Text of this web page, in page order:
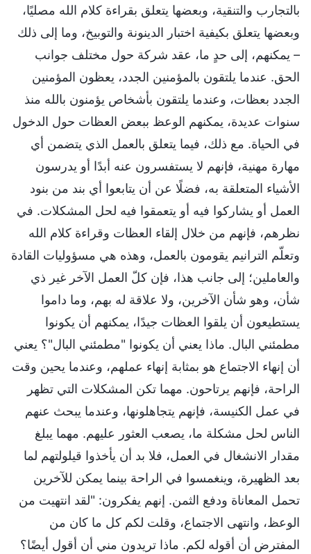
بالتجارب والتنقية، وبعضها يتعلق بقراءة كلام الله مصليًا،
وبعضها يتعلق بكيفية اختبار الدينونة والتوبيخ، وما إلى ذلك
– يمكنهم، إلى حدٍ ما، عقد شركة حول مختلف جوانب
الحق. عندما يلتقون بالمؤمنين الجدد، يعظون المؤمنين
الجدد بعظات، وعندما يلتقون بأشخاص يؤمنون بالله منذ
سنوات عديدة، يمكنهم الوعظ ببعض العظات حول الدخول
في الحياة. مع ذلك، فيما يتعلق بالعمل الذي يتضمن أي
مهارة مهنية، فإنهم لا يستفسرون عنه أبدًا أو يدرسون
الأشياء المتعلقة به، فضلًا عن أن يتابعوا أي بند من بنود
العمل أو يشاركوا فيه أو يتعمقوا فيه لحل المشكلات. في
نظرهم، فإنهم من خلال إلقاء العظات وقراءة كلام الله
وتعلّم الترانيم يقومون بالعمل، وهذه هي مسؤوليات القادة
والعاملين؛ إلى جانب هذا، فإن كلّ العمل الآخر غير ذي
شأن، وهو شأن الآخرين، ولا علاقة له بهم، وما داموا
يستطيعون أن يلقوا العظات جيدًا، يمكنهم أن يكونوا
مطمئني البال. ماذا يعني أن يكونوا "مطمئني البال"؟ يعني
أن إنهاء الاجتماع هو بمثابة إنهاء عملهم، وعندما يحين وقت
الراحة، فإنهم يرتاحون. مهما تكن المشكلات التي تظهر
في عمل الكنيسة، فإنهم يتجاهلونها، وعندما يبحث عنهم
الناس لحل مشكلة ما، يصعب العثور عليهم. مهما يبلغ
مقدار الانشغال في العمل، فلا بد أن يأخذوا قيلولتهم لما
بعد الظهيرة، وينغمسوا في الراحة بينما يمكن للآخرين
تحمل المعاناة ودفع الثمن. إنهم يفكرون: "لقد انتهيت من
الوعظ، وانتهى الاجتماع، وقلت لكم كل ما كان من
المفترض أن أقوله لكم. ماذا تريدون مني أن أقول أيضًا؟